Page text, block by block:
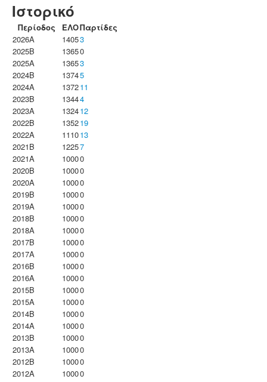
Ιστορικό
Περίοδος ΕΛΟΠαρτίδες
2026A
14053
2025B
13650
2025A
13653
2024B
13745
2024A
137211
2023B
13444
2023Α
132412
2022B
135219
2022A
111013
2021B
12257
2021A
10000
2020B
10000
2020A
10000
2019B
10000
2019A
10000
2018B
10000
2018A
10000
2017B
10000
2017A
10000
2016B
10000
2016A
10000
2015B
10000
2015A
10000
2014B
10000
2014A
10000
2013B
10000
2013A
10000
2012B
10000
2012A
10000